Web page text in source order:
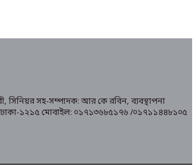
সিনিয়র সহ-সম্পাদক: আর কে রবিন, ব্যবস্থাপনা
ঢাকা-১২১৫ মোবাইল: ০১৭১৩৬৮৫১৭৬ /০১৭১১৪৪৮১০৫